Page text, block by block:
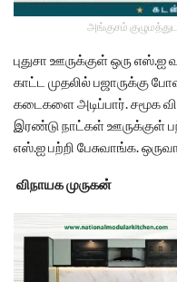
அங்குசம்
புதுசா ஊருக்குள் ஒரு எஸ்.ஐ
காட்ட முதலில் பஜாருக்கு
கடைகளை அடிப்பார். சமூக
இரண்டு நாட்கள் ஊருக்குள்
எஸ்.ஐ பற்றி பேசுவாங்க.
விநாயக முருகன்